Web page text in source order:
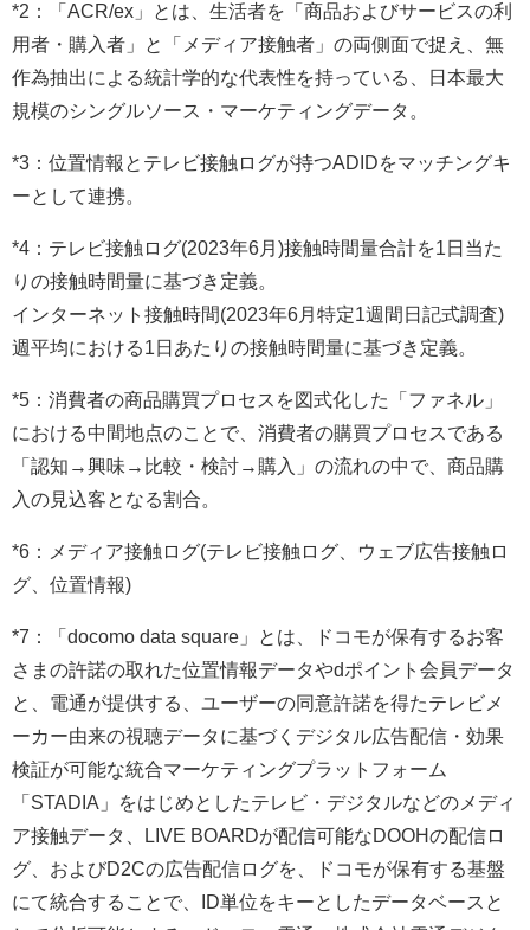
*2：「ACR/ex」とは、生活者を「商品およびサービスの利
用者・購入者」と「メディア接触者」の両側面で捉え、無
作為抽出による統計学的な代表性を持っている、日本最大
規模のシングルソース・マーケティングデータ。
*3：位置情報とテレビ接触ログが持つADIDをマッチングキ
ーとして連携。
*4：テレビ接触ログ(2023年6月)接触時間量合計を1日当た
りの接触時間量に基づき定義。
インターネット接触時間(2023年6月特定1週間日記式調査)
週平均における1日あたりの接触時間量に基づき定義。
*5：消費者の商品購買プロセスを図式化した「ファネル」
における中間地点のことで、消費者の購買プロセスである
「認知→興味→比較・検討→購入」の流れの中で、商品購
入の見込客となる割合。
*6：メディア接触ログ(テレビ接触ログ、ウェブ広告接触ロ
グ、位置情報)
*7：「docomo data square」とは、ドコモが保有するお客
さまの許諾の取れた位置情報データやdポイント会員データ
と、電通が提供する、ユーザーの同意許諾を得たテレビメ
ーカー由来の視聴データに基づくデジタル広告配信・効果
検証が可能な統合マーケティングプラットフォーム
「STADIA」をはじめとしたテレビ・デジタルなどのメディ
ア接触データ、LIVE BOARDが配信可能なDOOHの配信ロ
グ、およびD2Cの広告配信ログを、ドコモが保有する基盤
にて統合することで、ID単位をキーとしたデータベースと